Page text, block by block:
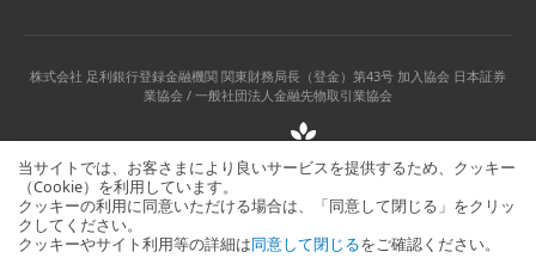
株式会社 足利銀行登録金融機関 関東財務局長（登金）第43号 加入協会 日本証券
業協会 / 一般社団法人金融先物取引業協会
当サイトに関するお問い合わせはこちら サイトマップ
当サイトでは、お客さまにより良いサービスを提供するため、クッキー
（Cookie）を利用しています。
クッキーの利用に同意いただける場合は、「同意して閉じる」をクリッ
クしてください。
クッキーやサイト利用等の詳細は同意して閉じるをご確認ください。